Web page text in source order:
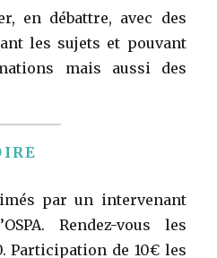
en débattre, avec des
les sujets et pouvant
mais aussi des
par un intervenant
Rendez-vous les
Participation de 10€ les